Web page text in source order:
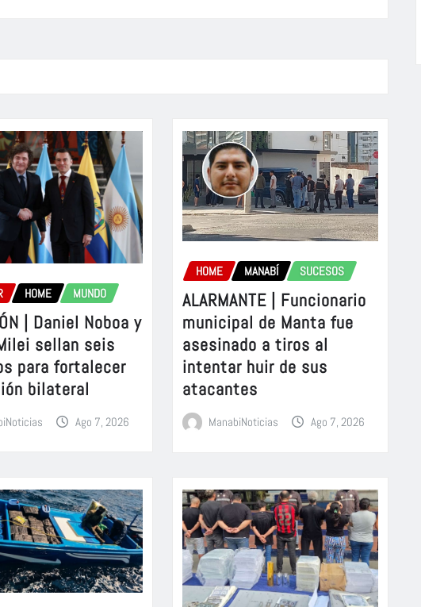
HOME MUNDO
| Daniel Noboa y
sellan seis
para fortalecer
bilateral
Ago 7, 2026
HOME MANABÍ SUCESOS
ALARMANTE | Funcionario
municipal de Manta fue
asesinado a tiros al
intentar huir de sus
atacantes
ManabiNoticias Ago 7, 2026